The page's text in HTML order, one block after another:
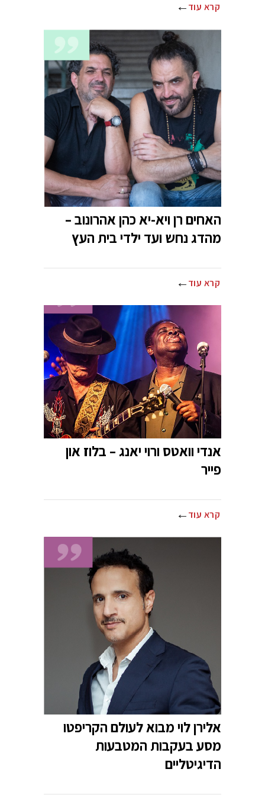
קרא עוד
האחים רן ויא-יא כהן אהרונוב –
מהדג נחש ועד ילדי בית העץ
קרא עוד
אנדי וואטס ורוי יאנג – בלוז און
פייר
קרא עוד
אלירן לוי מבוא לעולם הקריפטו
מסע בעקבות המטבעות
הדיגיטליים